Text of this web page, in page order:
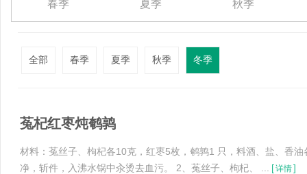
春季 夏季 秋季
全部 春季 夏季 秋季 冬季
菟杞红枣炖鹌鹑
材料：菟丝子、枸杞各10克，红枣5枚，鹌鹑1 只，料酒、盐、香
净，斩件，入沸水锅中汆烫去血污。 2、菟丝子、枸杞、 ...
[详情]